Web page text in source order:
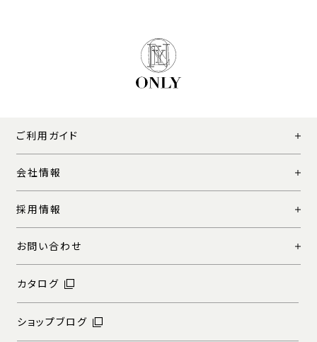
ご利用ガイド
会社情報
採用情報
お問い合わせ
カタログ
ショップブログ